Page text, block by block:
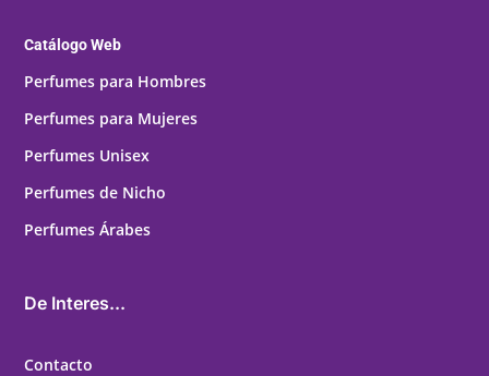
Catálogo Web
Perfumes para Hombres
Perfumes para Mujeres
Perfumes Unisex
Perfumes de Nicho
Perfumes Árabes
De Interes...
Contacto